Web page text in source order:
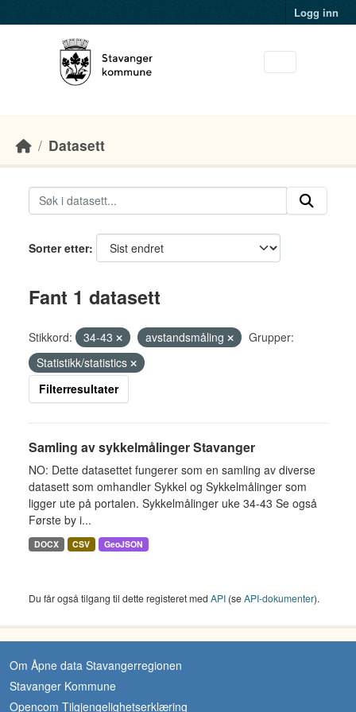
Logg inn
Datasett
Sorter etter
Fant 1 datasett
Stikkord: 34-43 avstandsmåling
Grupper:
Statistikk/statistics
Filterresultater
Samling av sykkelmålinger Stavanger
NO: Dette datasettet fungerer som en samling av diverse
datasett som omhandler Sykkel og Sykkelmålinger som
ligger ute på portalen. Sykkelmålinger uke 34-43 Se også
Første by i...
DOCX CSV GeoJSON
Du får også tilgang til dette registeret med API (seAPI-dokumenter).
Om Åpne data Stavangerregionen
Stavanger Kommune
Opencom Tilgjengelighetserklæring